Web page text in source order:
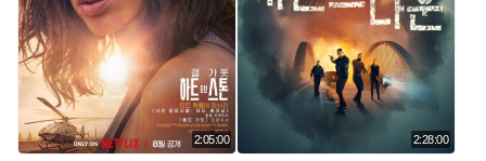
2:05:00 2:28:00